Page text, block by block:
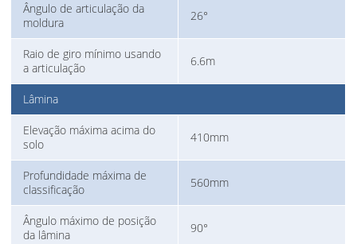
Ângulo de articulação da
moldura
26°
Raio de giro mínimo usando
a articulação
6.6m
Lâmina
Elevação máxima acima do
solo
410mm
Profundidade máxima de
classificação
560mm
Ângulo máximo de posição
da lâmina
90°